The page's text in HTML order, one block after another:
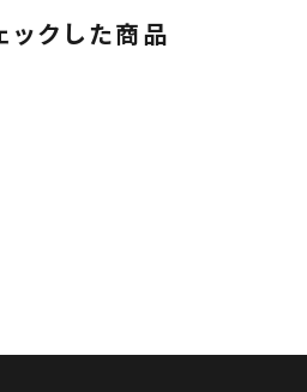
ックした商品